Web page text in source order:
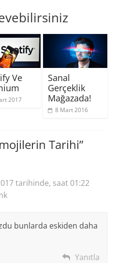
Ve
2017
Sanal
Gerçeklik
Mağazada!
8 Mart 2016
Tarihi”
tarihinde, saat 01:22
bunlarda eskiden daha
Yanıtla